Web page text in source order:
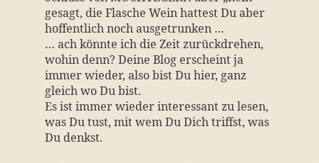
gesagt, die Flasche Wein hattest Du aber
hoffentlich noch ausgetrunken …
… ach könnte ich die Zeit zurückdrehen,
wohin denn? Deine Blog erscheint ja
immer wieder, also bist Du hier, ganz
gleich wo Du bist.
Es ist immer wieder interessant zu lesen,
was Du tust, mit wem Du Dich triffst, was
Du denkst.